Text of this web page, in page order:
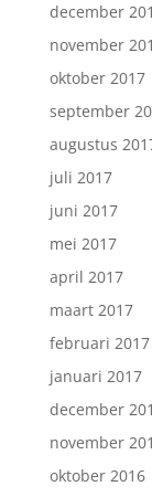
december
november
oktober 2017
september
augustus
juli 2017
juni 2017
mei 2017
april 2017
maart 2017
februari 2017
januari 2017
december
november
oktober 2016